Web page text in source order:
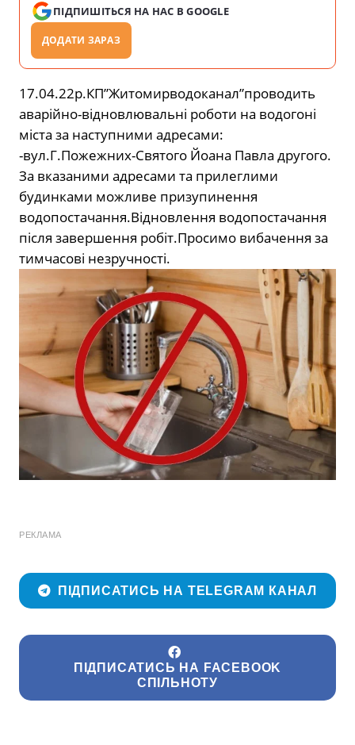
ПІДПИШІТЬСЯ НА НАС В GOOGLE
ДОДАТИ ЗАРАЗ
17.04.22р.КП”Житомирводоканал”проводить
аварійно-відновлювальні роботи на водогоні
міста за наступними адресами:
-вул.Г.Пожежних-Святого Йоана Павла другого.
За вказаними адресами та прилеглими
будинками можливе призупинення
водопостачання.Відновлення водопостачання
після завершення робіт.Просимо вибачення за
тимчасові незручності.
РЕКЛАМА
ПІДПИСАТИСЬ НА TELEGRAM КАНАЛ
ПІДПИСАТИСЬ НА FACEBOOK
СПІЛЬНОТУ